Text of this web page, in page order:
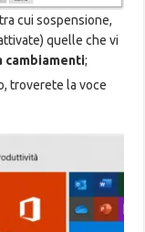
cui sospensione,
quelle che vi
cambiamenti;
troverete la voce